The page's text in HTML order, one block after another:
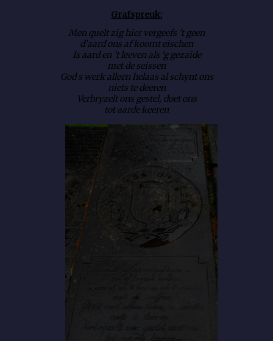
Grafspreuk:
Men quelt zig hier vergeefs ’t geen
d’aard ons af koomt eischen
Is aard en ’t leeven als ‘g gezaide
met de seissen
God s werk alleen helaas al schynt ons
niets te deeren
Verbryzelt ons gestel, doet ons
tot aarde keeren